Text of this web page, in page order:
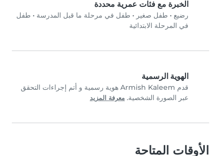
الخبرة مع فئات عمرية محددة
رضيع • طفل صغير • طفل في مرحلة ما قبل المدرسة • طفل
في المرحلة الابتدائية
الهوية الرسمية
قدم Armish Kaleem هوية رسمية و أتم إجراءات التحقق
عبر الصورة الشخصية. معرفة المزيد
الأوقات المتاحة